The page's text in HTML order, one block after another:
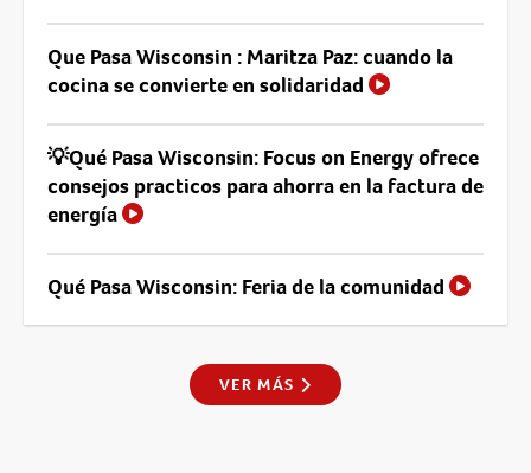
Que Pasa Wisconsin : Maritza Paz: cuando la
cocina se convierte en solidaridad
💡Qué Pasa Wisconsin: Focus on Energy ofrece
consejos practicos para ahorra en la factura de
energía
Qué Pasa Wisconsin: Feria de la comunidad
VER MÁS